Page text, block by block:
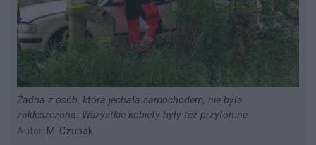
Żadna z osób, która jechała samochodem, nie była
zakleszczona. Wszystkie kobiety były też przytomne.
Autor: M. Czubak